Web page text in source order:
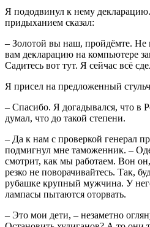
Я пододвинул к нему
придыханием сказал:
– Золотой вы наш, пройдёмте. Не
вам декларацию на компьютере
Садитесь вот тут. Я сейчас всё
Я присел на предложенный
– Спасибо. Я догадывался, что в
думал, что до такой степени.
– Да к нам с проверкой генерал
подмигнул мне таможенник. –
смотрит, как мы работаем. Вон
резко не поворачивайтесь. Так,
рубашке крупный мужчина. У
лампасы пытаются оторвать.
– Это мои дети, – незаметно